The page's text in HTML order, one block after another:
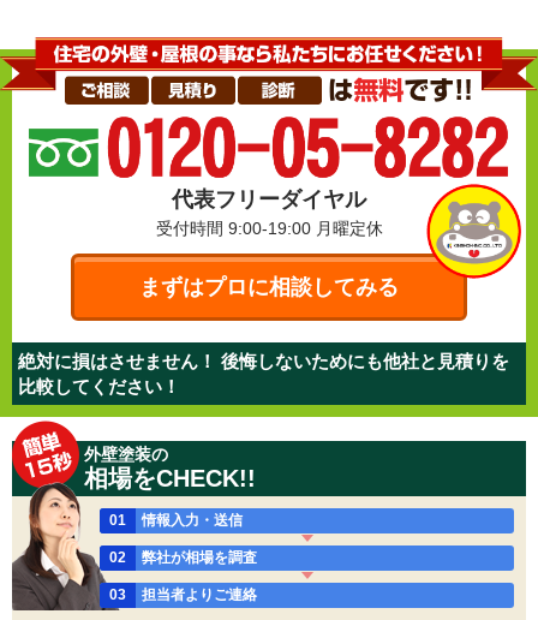
代表フリーダイヤル
受付時間 9:00-19:00 月曜定休
まずはプロに相談してみる
絶対に損はさせません！ 後悔しないためにも他社と見積りを
比較してください！
外壁塗装の
相場をCHECK!!
01 情報入力・送信
02 弊社が相場を調査
03 担当者よりご連絡